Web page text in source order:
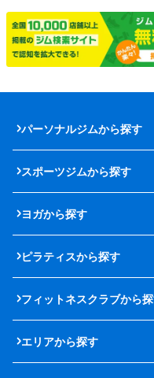
パーソナルジムから探す
スポーツジムから探す
ヨガから探す
ピラティスから探す
フィットネスクラブから
エリアから探す